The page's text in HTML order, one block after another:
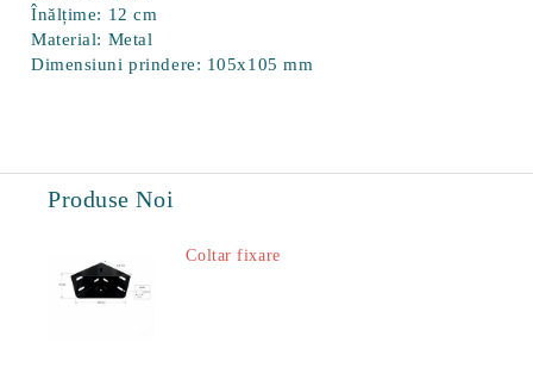
Înălțime: 12 cm
Material: Metal
Dimensiuni prindere: 105x105 mm
Produse Noi
Coltar fixare